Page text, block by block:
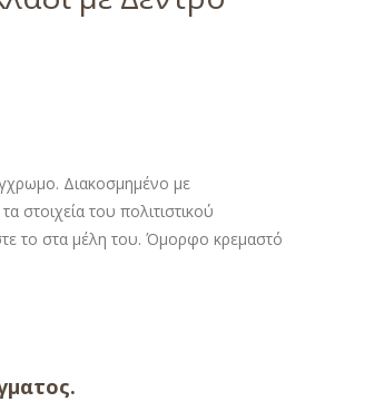
Διακοσμημένο με
στοιχεία του πολιτιστικού
το στα μέλη του. Όμορφο κρεμαστό